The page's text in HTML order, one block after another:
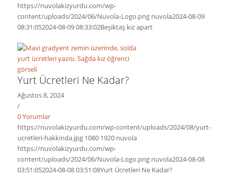
https://nuvolakizyurdu.com/wp-
content/uploads/2024/06/Nuvola-Logo.png nuvola2024-08-09
08:31:052024-08-09 08:33:02Beşiktaş kız apart
Yurt Ücretleri Ne Kadar?
Ağustos 8, 2024
/
0 Yorumlar
https://nuvolakizyurdu.com/wp-content/uploads/2024/08/yurt-
ucretleri-hakkinda.jpg 1080 1920 nuvola
https://nuvolakizyurdu.com/wp-
content/uploads/2024/06/Nuvola-Logo.png nuvola2024-08-08
03:51:052024-08-08 03:51:08Yurt Ücretleri Ne Kadar?